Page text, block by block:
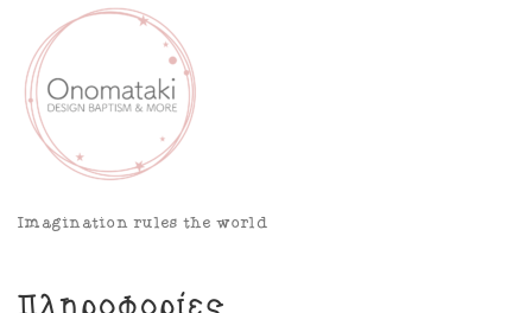
Imagination rules the world